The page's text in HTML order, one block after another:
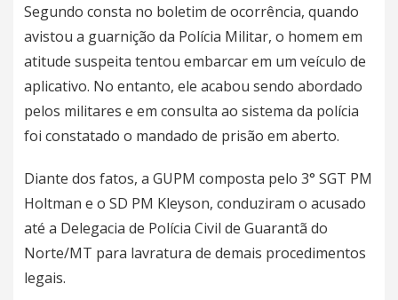
Segundo consta no boletim de ocorrência, quando
avistou a guarnição da Polícia Militar, o homem em
atitude suspeita tentou embarcar em um veículo de
aplicativo. No entanto, ele acabou sendo abordado
pelos militares e em consulta ao sistema da polícia
foi constatado o mandado de prisão em aberto.
Diante dos fatos, a GUPM composta pelo 3° SGT PM
Holtman e o SD PM Kleyson, conduziram o acusado
até a Delegacia de Polícia Civil de Guarantã do
Norte/MT para lavratura de demais procedimentos
legais.